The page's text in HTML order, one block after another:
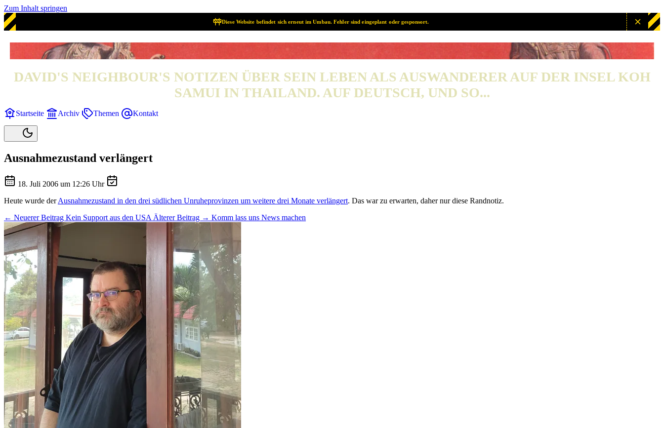
Zum Inhalt springen
Diese Website befindet sich erneut im Umbau. Fehler sind eingeplant oder gesponsort.
SAMUI? SAMUI!
DAVID'S NEIGHBOUR'S NOTIZEN ÜBER SEIN LEBEN ALS AUSWANDERER AUF DER INSEL KOH
SAMUI IN THAILAND. AUF DEUTSCH, UND SO...
Startseite Archiv Themen Kontakt
Ausnahmezustand verlängert
18. Juli 2006 um 12:26 Uhr
Heute wurde derAusnahmezustand in den drei südlichen Unruheprovinzen um weitere drei Monate verlängert. Das war zu erwarten, daher nur diese Randnotiz.
← Neuerer Beitrag Kein Support aus den USA Älterer Beitrag → Komm lass uns News machen